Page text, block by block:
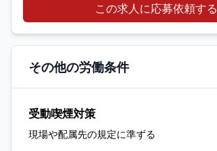
この求人に応募依頼する
その他の労働条件
受動喫煙対策
現場や配属先の規定に準ずる